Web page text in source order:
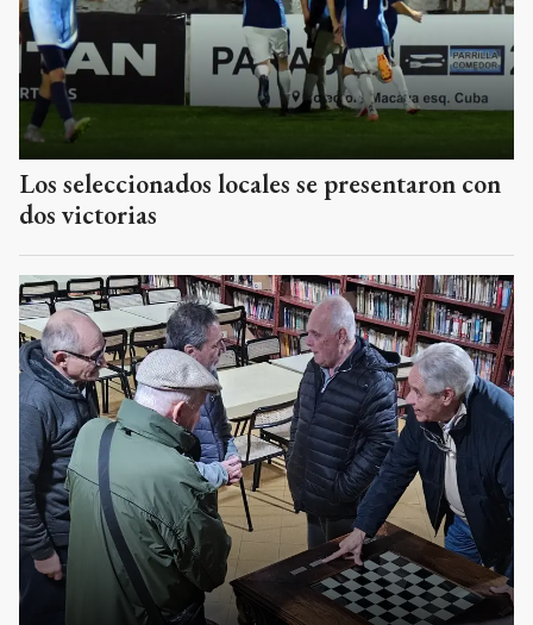
Los seleccionados locales se presentaron con
dos victorias